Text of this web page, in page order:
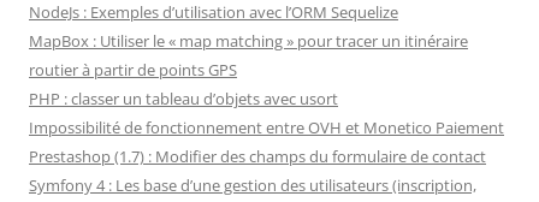
NodeJs : Exemples d’utilisation avec l’ORM Sequelize
MapBox : Utiliser le « map matching » pour tracer un itinéraire
routier à partir de points GPS
PHP : classer un tableau d’objets avec usort
Impossibilité de fonctionnement entre OVH et Monetico Paiement
Prestashop (1.7) : Modifier des champs du formulaire de contact
Symfony 4 : Les base d’une gestion des utilisateurs (inscription,